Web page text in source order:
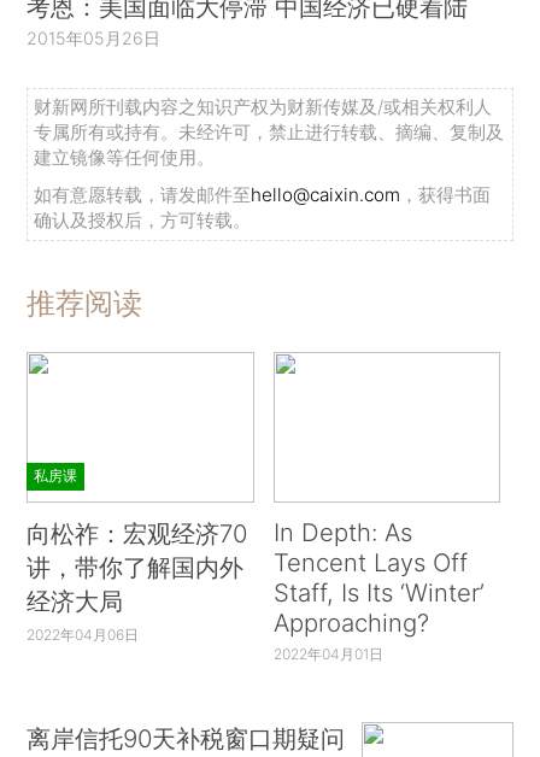
考恩：美国面临大停滞 中国经济已硬着陆
2015年05月26日
财新网所刊载内容之知识产权为财新传媒及/或相关权利人
专属所有或持有。未经许可，禁止进行转载、摘编、复制及
建立镜像等任何使用。
如有意愿转载，请发邮件至hello@caixin.com ，获得书面
确认及授权后，方可转载。
推荐阅读
私房课
向松祚：宏观经济70
讲，带你了解国内外
经济大局
2022年04月06日
In Depth: As
Tencent Lays Off
Staff, Is Its ‘Winter’
Approaching?
2022年04月01日
离岸信托90天补税窗口期疑问